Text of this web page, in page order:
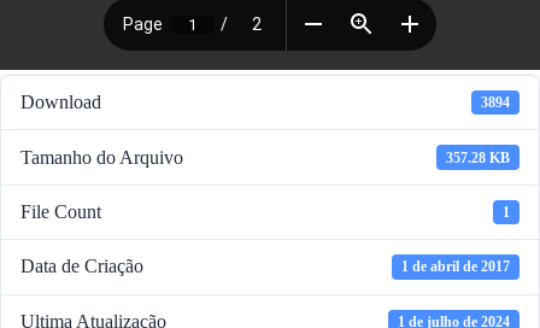
Download 3894
Tamanho do Arquivo 357.28 KB
File Count 1
Data de Criação 1 de abril de 2017
Ultima Atualização 1 de julho de 2024